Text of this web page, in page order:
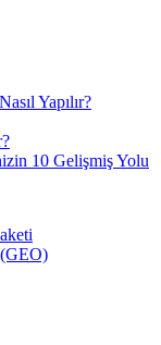
Yapılır?
10 Gelişmiş Yolu